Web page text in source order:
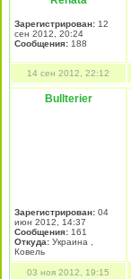
Зарегистрирован: 12
сен 2012, 20:24
Сообщения: 188
14 сен 2012, 22:12
Bullterier
Зарегистрирован: 04
июн 2012, 14:37
Сообщения: 161
Откуда: Украина ,
Ковель
03 ноя 2012, 19:15